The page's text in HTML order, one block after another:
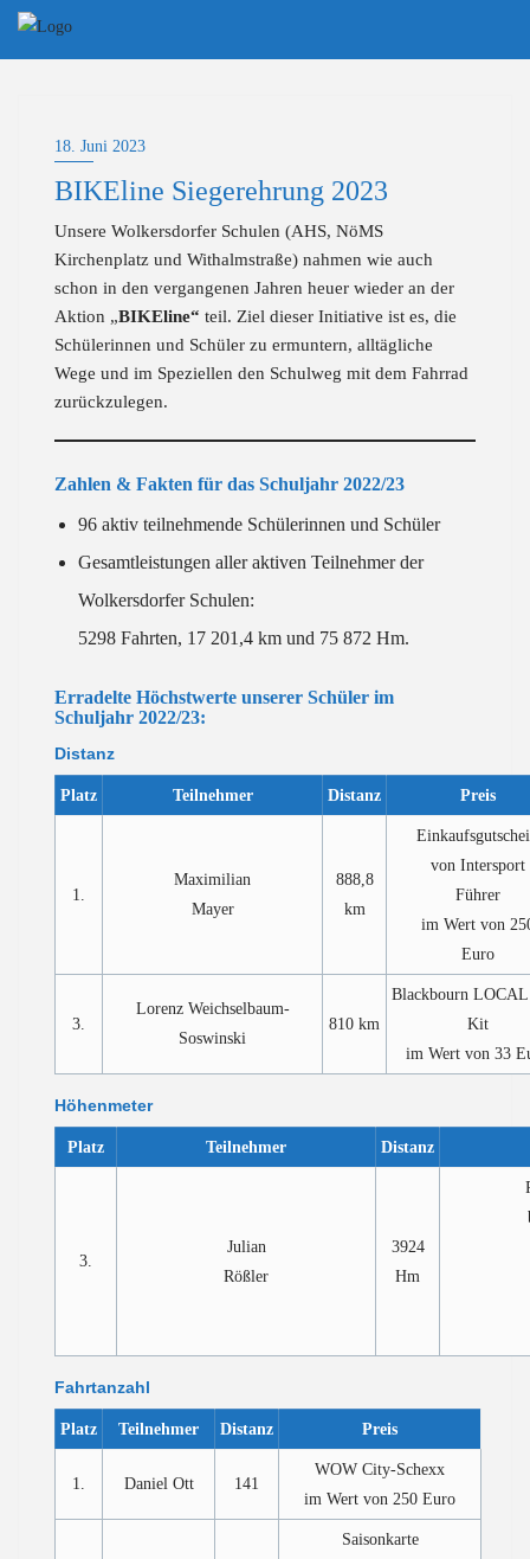
Skip
18. Juni 2023
BIKEline Siegerehrung 2023
Unsere Wolkersdorfer Schulen (AHS, NöMS
Kirchenplatz und Withalmstraße) nahmen wie auch
schon in den vergangenen Jahren heuer wieder an der
Aktion „BIKEline“ teil. Ziel dieser Initiative ist es, die
Schülerinnen und Schüler zu ermuntern, alltägliche
Wege und im Speziellen den Schulweg mit dem Fahrrad
zurückzulegen.
Zahlen & Fakten für das Schuljahr 2022/23
96 aktiv teilnehmende Schülerinnen und Schüler
Gesamtleistungen aller aktiven Teilnehmer der
Wolkersdorfer Schulen:
5298 Fahrten, 17 201,4 km und 75 872 Hm.
Erradelte Höchstwerte unserer Schüler im
Schuljahr 2022/23:
Distanz
Platz Teilnehmer Distanz Preis
1.
Maximilian
Mayer
888,8
km
von Intersport
Führer
im Wert von
Euro
3.
Lorenz Weichselbaum-
Soswinski
810 km
Blackbourn LOCAL
Kit
im Wert von 33
Höhenmeter
Platz Teilnehmer Distanz
3.
Julian
Rößler
3924
Hm
Fahrtanzahl
Platz Teilnehmer Distanz Preis
1. Daniel Ott 141
WOW City-Schexx
im Wert von 250 Euro
Saisonkarte